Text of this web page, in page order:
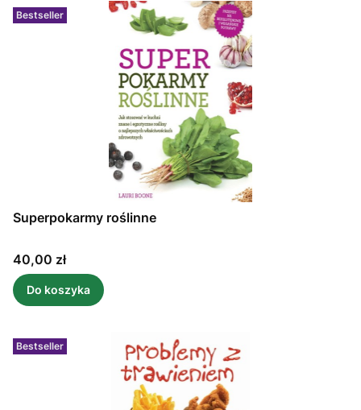
Bestseller
Superpokarmy roślinne
Cena
40,00 zł
Do koszyka
Bestseller